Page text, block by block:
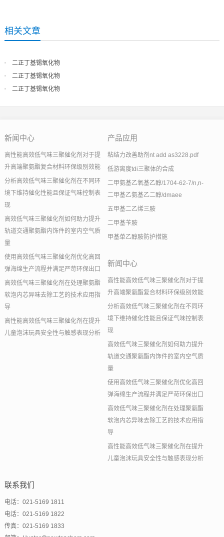
相关文章
二正丁基锡氧化物
二正丁基锡氧化物
二正丁基锡氧化物
新闻中心
高性能高效低气味三聚催化剂对于提
升高端聚氨酯复合材料环保级别效能
分析高效低气味三聚催化剂在不同环
境下维持催化性能且保证气味控制表
现
高效低气味三聚催化剂如何助力提升
轨道交通聚氨酯内饰件的室内空气质
量
使用高效低气味三聚催化剂优化高回
弹海绵生产流程并满足严苛环保出口
高效低气味三聚催化剂在处理聚氨酯
软泡内芯异味去除工艺的技术应用指
导
高性能高效低气味三聚催化剂在提升
儿童泡沫玩具安全性与触感表现分析
产品应用
粘结力改善助剂nt add as3228.pdf
低游离度tdi三聚体的合成
二甲氨基乙氧基乙醇/1704-62-7/n,n-
二甲基乙氨基乙二醇/dmaee
五甲基二乙烯三胺
二甲基苄胺
甲基单乙醇胺防护措施
新闻中心
高性能高效低气味三聚催化剂对于提
升高端聚氨酯复合材料环保级别效能
分析高效低气味三聚催化剂在不同环
境下维持催化性能且保证气味控制表
现
高效低气味三聚催化剂如何助力提升
轨道交通聚氨酯内饰件的室内空气质
量
使用高效低气味三聚催化剂优化高回
弹海绵生产流程并满足严苛环保出口
高效低气味三聚催化剂在处理聚氨酯
软泡内芯异味去除工艺的技术应用指
导
高性能高效低气味三聚催化剂在提升
儿童泡沫玩具安全性与触感表现分析
联系我们
电话：021-5169 1811
电话：021-5169 1822
传真：021-5169 1833